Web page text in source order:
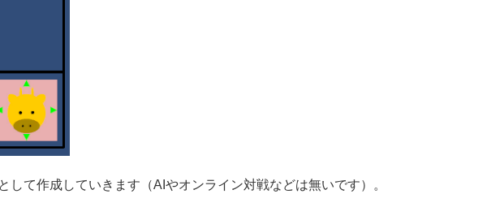
して作成していきます（AIやオンライン対戦などは無いです）。